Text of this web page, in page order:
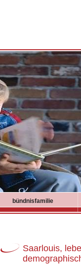
bündnisfamilie
Saarlouis,